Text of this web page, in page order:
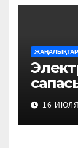
ЖАҢАЛЫҚТАР
16